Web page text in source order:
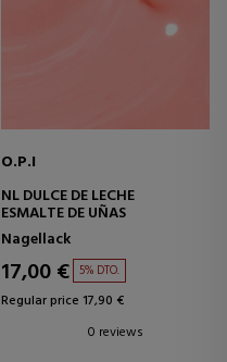
O.P.I
NL DULCE DE LECHE
ESMALTE DE UÑAS
Nagellack
17,00 € 5% DTO.
Regular price 17,90 €
0 reviews